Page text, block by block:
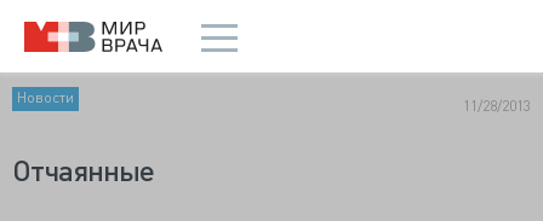
Новости 11/28/2013
Отчаянные